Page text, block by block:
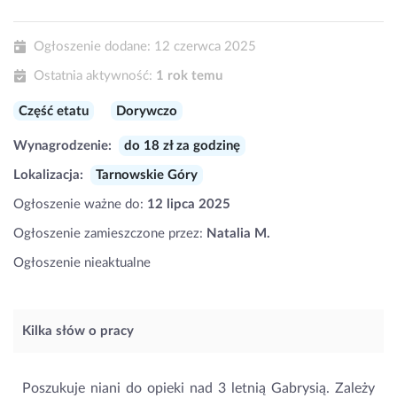
Ogłoszenie dodane: 12 czerwca 2025
Ostatnia aktywność: 1 rok temu
Część etatu Dorywczo
Wynagrodzenie: do 18 zł za godzinę
Lokalizacja: Tarnowskie Góry
Ogłoszenie ważne do: 12 lipca 2025
Ogłoszenie zamieszczone przez: Natalia M.
Ogłoszenie nieaktualne
Kilka słów o pracy
Poszukuje niani do opieki nad 3 letnią Gabrysią. Zależy